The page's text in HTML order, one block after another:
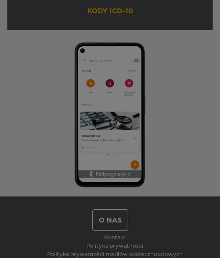
KODY ICD-10
O NAS
Kontakt
Polityka prywatności
Polityka prywatności mediów społecznościowych